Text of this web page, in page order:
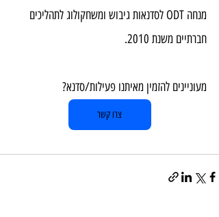
מנחה ODT לסדנאות גיבוש ומשחקולוג לתהליכים
חברתיים משנת 2010.
מעוניינים להזמין מאיתנו פעילות/סדנא?
צרו קשר